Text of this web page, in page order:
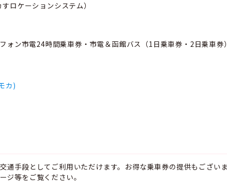
すロケーションシステム）
ォン市電24時間乗車券・市電＆函館バス（1日乗車券・2日乗車券
カ)
通手段としてご利用いただけます。お得な乗車券の提供もござい
ジ等をご覧ください。